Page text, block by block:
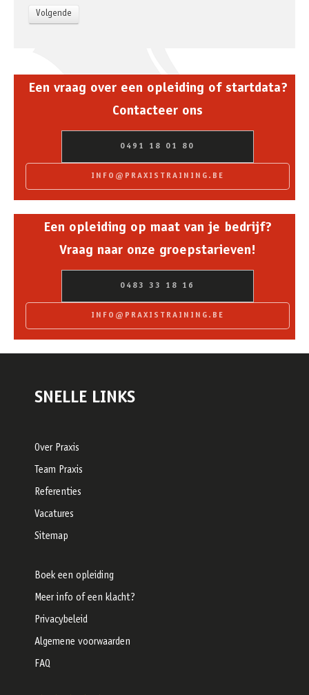
Een vraag over een opleiding of startdata?
Contacteer ons
0491 18 01 80
INFO@PRAXISTRAINING.BE
Een opleiding op maat van je bedrijf?
Vraag naar onze groepstarieven!
0483 33 18 16
INFO@PRAXISTRAINING.BE
SNELLE LINKS
Over Praxis
Team Praxis
Referenties
Vacatures
Sitemap
Boek een opleiding
Meer info of een klacht?
Privacybeleid
Algemene voorwaarden
FAQ